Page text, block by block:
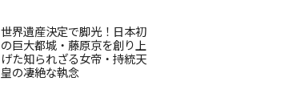
世界遺産決定で脚光！日本初
の巨大都城・藤原京を創り上
げた知られざる女帝・持統天
皇の凄絶な執念